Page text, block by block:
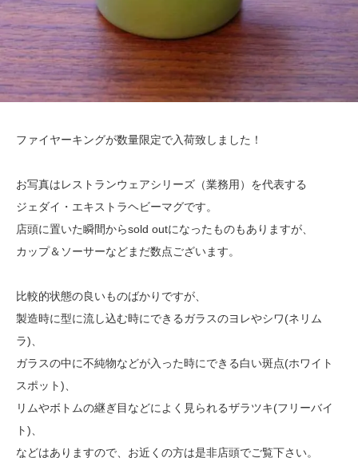
ファイヤーキングが数量限定で入荷致しました！
お写真はレストランウェアシリーズ（業務用）を代表する
ジェダイ・エキストラヘビーマグです。
店頭に置いた瞬間からsold outになったものもありますが、
カップ＆ソーサーなどまだ数点ございます。
比較的状態の良いものばかりですが、
製造時に型に流し込む時にできるガラスのヨレやシワ(ネリム
ラ)、
ガラスの中に不純物などが入った時にできる白い斑点(ホワイト
スポット)、
リムやボトムの継ぎ目などによく見られるザラツキ(フリーバイ
ト)、
などはありますので、お近くの方は是非店頭でご覧下さい。